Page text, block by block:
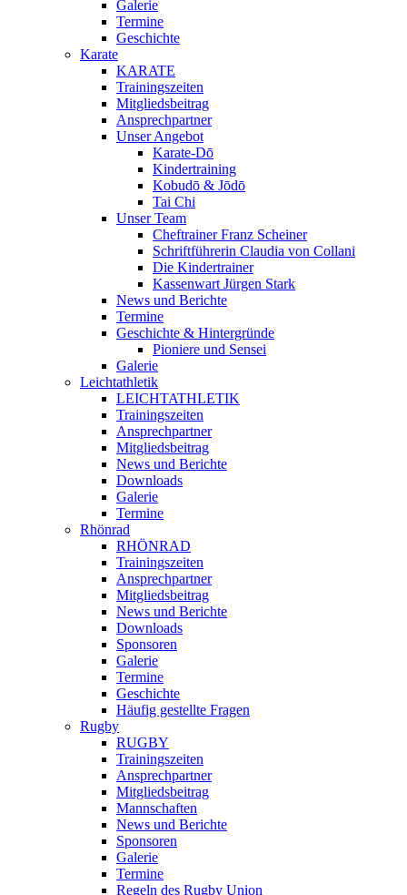
Galerie
Termine
Geschichte
Karate
KARATE
Trainingszeiten
Mitgliedsbeitrag
Ansprechpartner
Unser Angebot
Karate-Dō
Kindertraining
Kobudō & Jōdō
Tai Chi
Unser Team
Cheftrainer Franz Scheiner
Schriftführerin Claudia von Collani
Die Kindertrainer
Kassenwart Jürgen Stark
News und Berichte
Termine
Geschichte & Hintergründe
Pioniere und Sensei
Galerie
Leichtathletik
LEICHTATHLETIK
Trainingszeiten
Ansprechpartner
Mitgliedsbeitrag
News und Berichte
Downloads
Galerie
Termine
Rhönrad
RHÖNRAD
Trainingszeiten
Ansprechpartner
Mitgliedsbeitrag
News und Berichte
Downloads
Sponsoren
Galerie
Termine
Geschichte
Häufig gestellte Fragen
Rugby
RUGBY
Trainingszeiten
Ansprechpartner
Mitgliedsbeitrag
Mannschaften
News und Berichte
Sponsoren
Galerie
Termine
Regeln des Rugby Union